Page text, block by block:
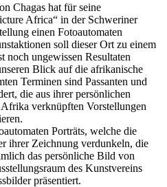
Chagas hat für seine
Africa“ in der Schweriner
einen Fotoautomaten
soll dieser Ort zu einem
noch ungewissen Resultaten
Blick auf die afrikanische
Terminen sind Passanten und
die aus ihrer persönlichen
verknüpften Vorstellungen
Porträts, welche die
ihrer Zeichnung verdunkeln, die
das persönliche Bild von
des Kunstvereins
präsentiert.